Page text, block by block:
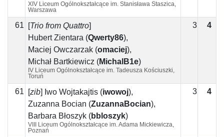
XIV Liceum Ogólnokształcące im. Stanisława Staszica,
Warszawa
61 [Trio from Quattro]
Hubert Zientara (Qwerty86),
Maciej Owczarzak (omaciej),
Michał Bartkiewicz (MichalB1e)
IV Liceum Ogólnokształcące im. Tadeusza Kościuszki,
Toruń
3 4
61 [zib] Iwo Wojtakajtis (iwowoj),
Zuzanna Bocian (ZuzannaBocian),
Barbara Błoszyk (bbloszyk)
VIII Liceum Ogólnokształcące im. Adama Mickiewicza,
Poznań
3 4